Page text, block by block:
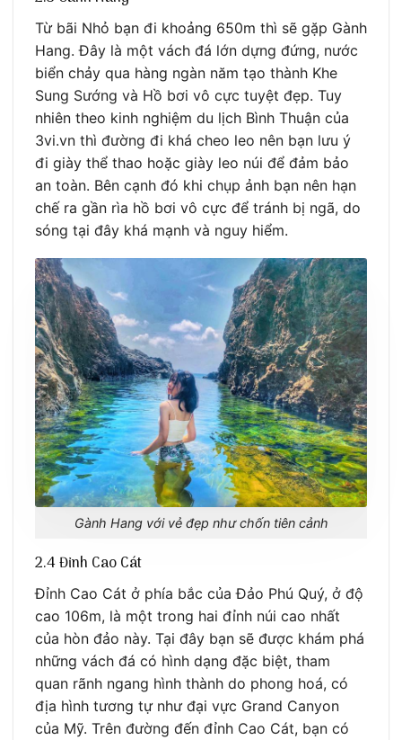
Từ bãi Nhỏ bạn đi khoảng 650m thì sẽ gặp Gành
Hang. Đây là một vách đá lớn dựng đứng, nước
biển chảy qua hàng ngàn năm tạo thành Khe
Sung Sướng và Hồ bơi vô cực tuyệt đẹp. Tuy
nhiên theo kinh nghiệm du lịch Bình Thuận của
3vi.vn thì đường đi khá cheo leo nên bạn lưu ý
đi giày thể thao hoặc giày leo núi để đảm bảo
an toàn. Bên cạnh đó khi chụp ảnh bạn nên hạn
chế ra gần rìa hồ bơi vô cực để tránh bị ngã, do
sóng tại đây khá mạnh và nguy hiểm.
Gành Hang với vẻ đẹp như chốn tiên cảnh
2.4 Đỉnh Cao Cát
Đỉnh Cao Cát ở phía bắc của Đảo Phú Quý, ở độ
cao 106m, là một trong hai đỉnh núi cao nhất
của hòn đảo này. Tại đây bạn sẽ được khám phá
những vách đá có hình dạng đặc biệt, tham
quan rãnh ngang hình thành do phong hoá, có
địa hình tương tự như đại vực Grand Canyon
của Mỹ. Trên đường đến đỉnh Cao Cát, bạn có